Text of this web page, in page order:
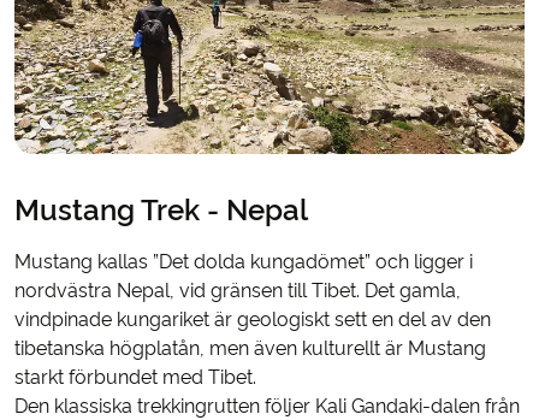
Mustang Trek - Nepal
Mustang kallas ”Det dolda kungadömet” och ligger i
nordvästra Nepal, vid gränsen till Tibet. Det gamla,
vindpinade kungariket är geologiskt sett en del av den
tibetanska högplatån, men även kulturellt är Mustang
starkt förbundet med Tibet.
Den klassiska trekkingrutten följer Kali Gandaki-dalen från